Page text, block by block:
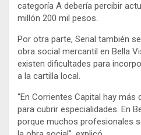
categoría A debería percibir
millón 200 mil pesos.
Por otra parte, Serial también
obra social mercantil en Bella
existen dificultades para
a la cartilla local.
“En Corrientes Capital hay más
para cubrir especialidades. En
porque muchos profesionales